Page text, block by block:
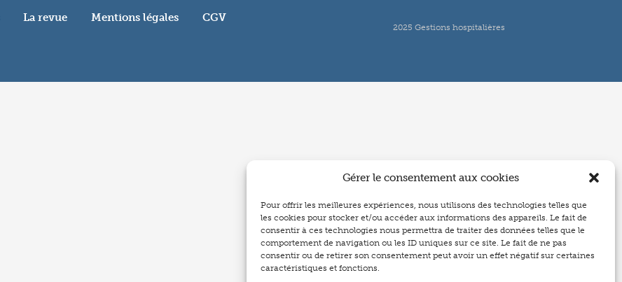
Gérer le consentement aux cookies
Pour offrir les meilleures expériences, nous utilisons des technologies telles que
les cookies pour stocker et/ou accéder aux informations des appareils. Le fait de
consentir à ces technologies nous permettra de traiter des données telles que le
comportement de navigation ou les ID uniques sur ce site. Le fait de ne pas
consentir ou de retirer son consentement peut avoir un effet négatif sur certaines
caractéristiques et fonctions.
La revue Mentions légales CGV
2025 Gestions hospitalières